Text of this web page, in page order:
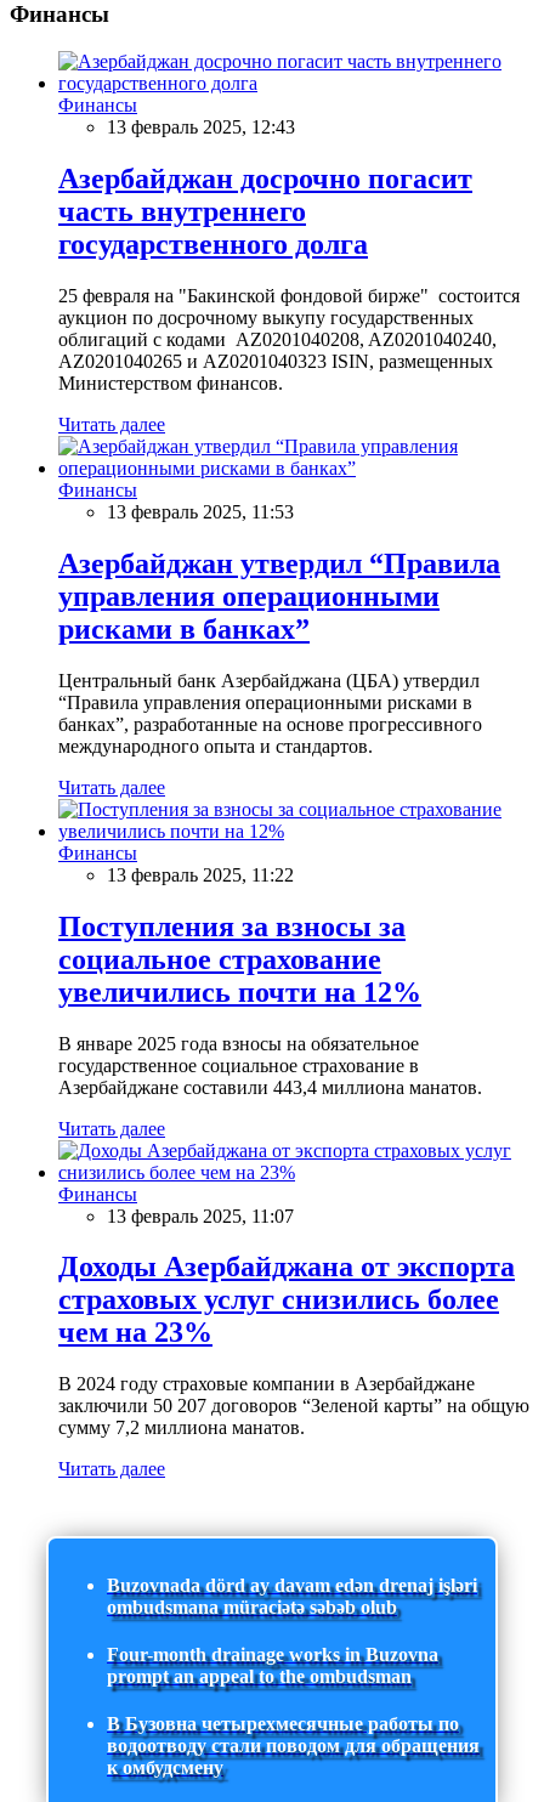
Финансы
Финансы
13 февраль 2025, 12:43
Азербайджан досрочно погасит
часть внутреннего
государственного долга
25 февраля на "Бакинской фондовой бирже" состоится
аукцион по досрочному выкупу государственных
облигаций с кодами AZ0201040208, AZ0201040240,
AZ0201040265 и AZ0201040323 ISIN, размещенных
Министерством финансов.
Читать далее
Финансы
13 февраль 2025, 11:53
Азербайджан утвердил “Правила
управления операционными
рисками в банках”
Центральный банк Азербайджана (ЦБА) утвердил
“Правила управления операционными рисками в
банках”, разработанные на основе прогрессивного
международного опыта и стандартов.
Читать далее
Финансы
13 февраль 2025, 11:22
Поступления за взносы за
социальное страхование
увеличились почти на 12%
В январе 2025 года взносы на обязательное
государственное социальное страхование в
Азербайджане составили 443,4 миллиона манатов.
Читать далее
Финансы
13 февраль 2025, 11:07
Доходы Азербайджана от экспорта
страховых услуг снизились более
чем на 23%
В 2024 году страховые компании в Азербайджане
заключили 50 207 договоров “Зеленой карты” на общую
сумму 7,2 миллиона манатов.
Читать далее
Buzovnada dörd ay davam edən drenaj işləri
ombudsmana müraciətə səbəb olub
Four-month drainage works in Buzovna
prompt an appeal to the ombudsman
В Бузовна четырехмесячные работы по
водоотводу стали поводом для обращения
к омбудсмену